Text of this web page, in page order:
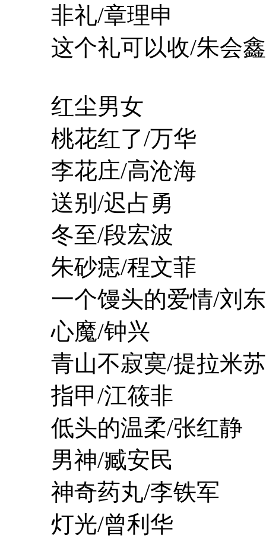
非礼/章理申
这个礼可以收/朱会鑫
红尘男女
桃花红了/万华
李花庄/高沧海
送别/迟占勇
冬至/段宏波
朱砂痣/程文菲
一个馒头的爱情/刘
心魔/钟兴
青山不寂寞/提拉米苏
指甲/江筱非
低头的温柔/张红静
男神/臧安民
神奇药丸/李铁军
灯光/曾利华